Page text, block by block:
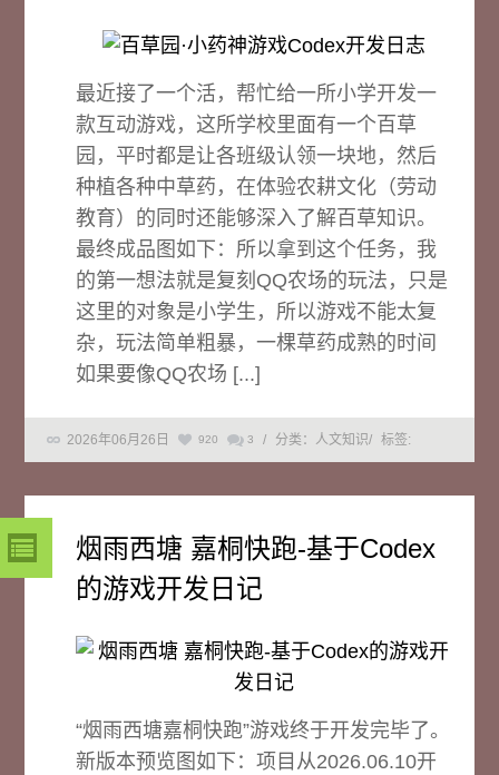
最近接了一个活，帮忙给一所小学开发一
款互动游戏，这所学校里面有一个百草
园，平时都是让各班级认领一块地，然后
种植各种中草药，在体验农耕文化（劳动
教育）的同时还能够深入了解百草知识。
最终成品图如下：所以拿到这个任务，我
的第一想法就是复刻QQ农场的玩法，只是
这里的对象是小学生，所以游戏不能太复
杂，玩法简单粗暴，一棵草药成熟的时间
如果要像QQ农场 [...]
2026年06月26日 920 3 / 分类：人文知识/ 标签:
烟雨西塘 嘉桐快跑-基于Codex
的游戏开发日记
“烟雨西塘嘉桐快跑”游戏终于开发完毕了。
新版本预览图如下：项目从2026.06.10开